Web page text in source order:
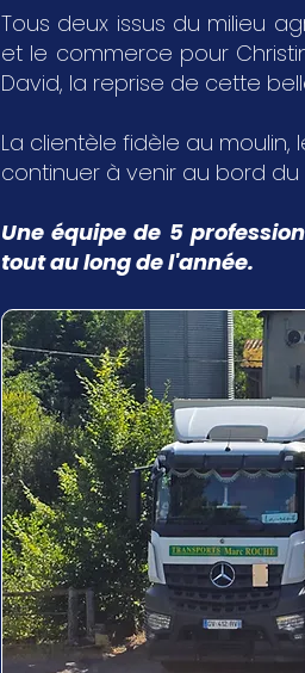
Tous deux issus du milieu
et le commerce pour
David, la reprise de cette
La clientèle fidèle au moulin,
continuer à venir au bord
Une équipe de 5
tout au long de l'année.